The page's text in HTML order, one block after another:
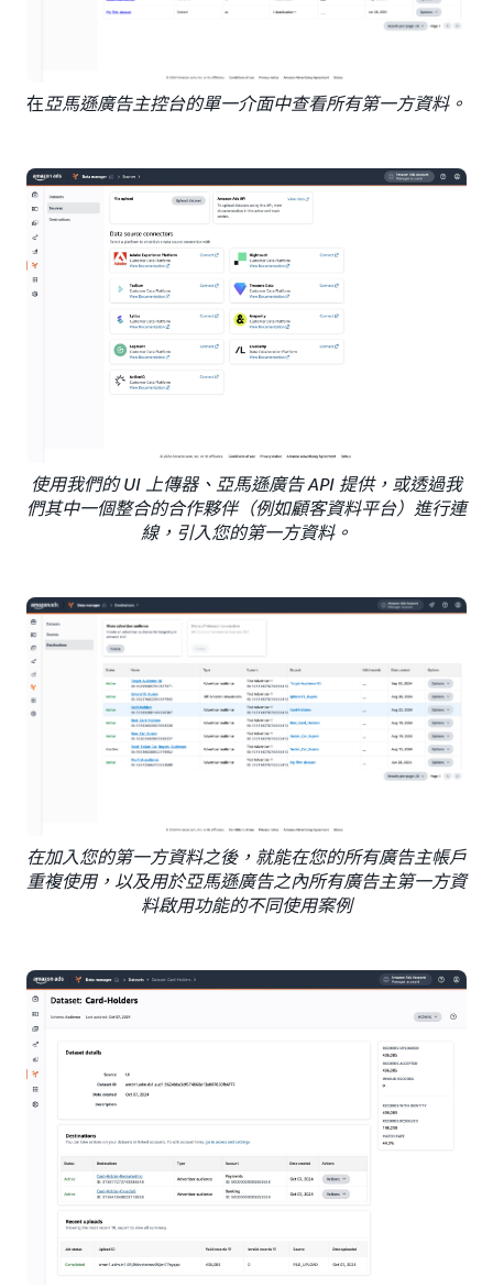
在亞馬遜廣告主控台的單一介面中查看所有第一方資料。
使用我們的 UI 上傳器、亞馬遜廣告 API 提供，或透過我
們其中一個整合的合作夥伴（例如顧客資料平台）進行連
線，引入您的第一方資料。
在加入您的第一方資料之後，就能在您的所有廣告主帳戶
重複使用，以及用於亞馬遜廣告之內所有廣告主第一方資
料啟用功能的不同使用案例